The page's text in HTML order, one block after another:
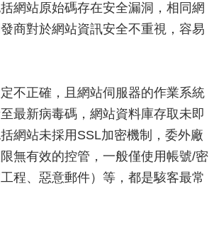
網站原始碼存在安全漏洞，相同網
商對於網站資訊安全不重視，容易
不正確，且網站伺服器的作業系統
最新病毒碼，網站資料庫存取未即
網站未採用SSL加密機制，委外廠
無有效的控管，一般僅使用帳號/密
程、惡意郵件）等，都是駭客最常